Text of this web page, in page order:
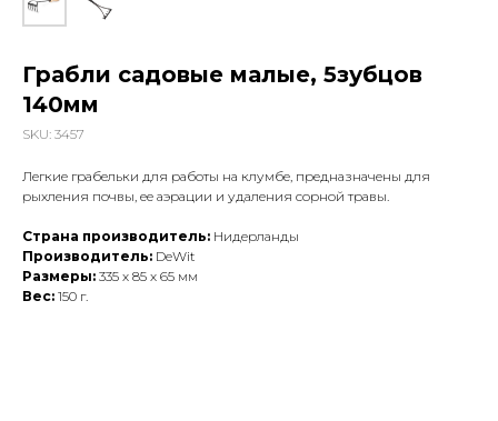
Грабли садовые малые, 5зубцов
140мм
SKU: 3457
Легкие грабельки для работы на клумбе, предназначены для
рыхления почвы, ее аэрации и удаления сорной травы.
Страна производитель: Нидерланды
Производитель: DeWit
Размеры: 335 х 85 х 65 мм
Вес: 150 г.